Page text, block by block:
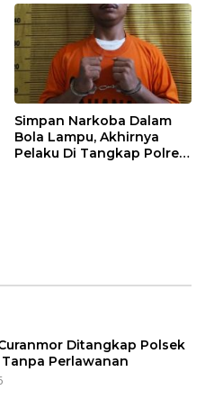
Simpan Narkoba Dalam
Bola Lampu, Akhirnya
Pelaku Di Tangkap Polres
Ditangkap Polsek
Perlawanan